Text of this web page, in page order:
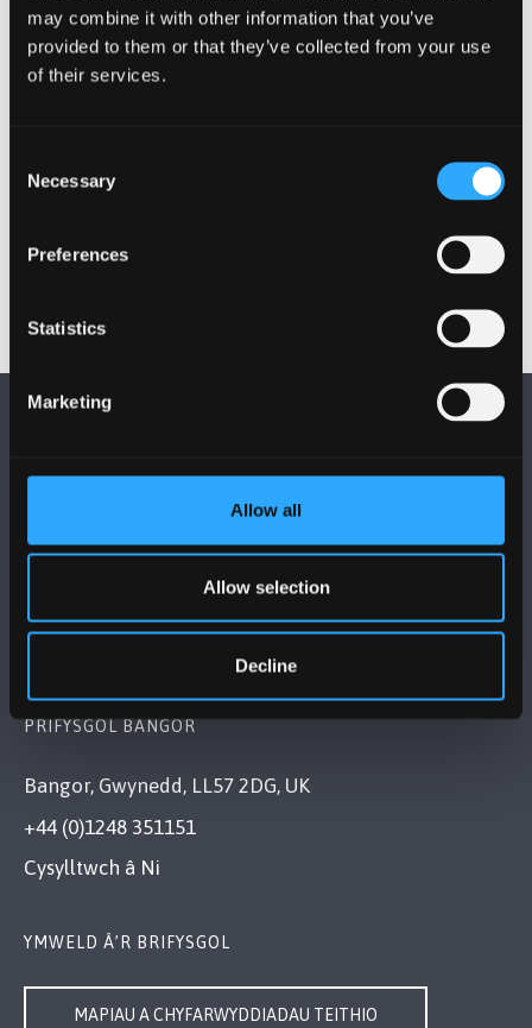
may combine it with other information that you’ve
provided to them or that they’ve collected from your use
of their services.
Selection
Necessary
Preferences
Statistics
Marketing
Allow all
Allow selection
Decline
https://itunes.apple.com/us/app/project-common-
voice-by-mozilla/id1240588326. Y gobaith yw y bydd
y bartneriaeth rhwng Mozilla a Phrifysgol Bangor yn
yn eu cynlluniau rhyngwladol.
DILYNWCH NI
PRIFYSGOL BANGOR
Bangor, Gwynedd, LL57 2DG, UK
+44 (0)1248 351151
Cysylltwch â Ni
YMWELD Â’R BRIFYSGOL
MAPIAU A CHYFARWYDDIADAU TEITHIO